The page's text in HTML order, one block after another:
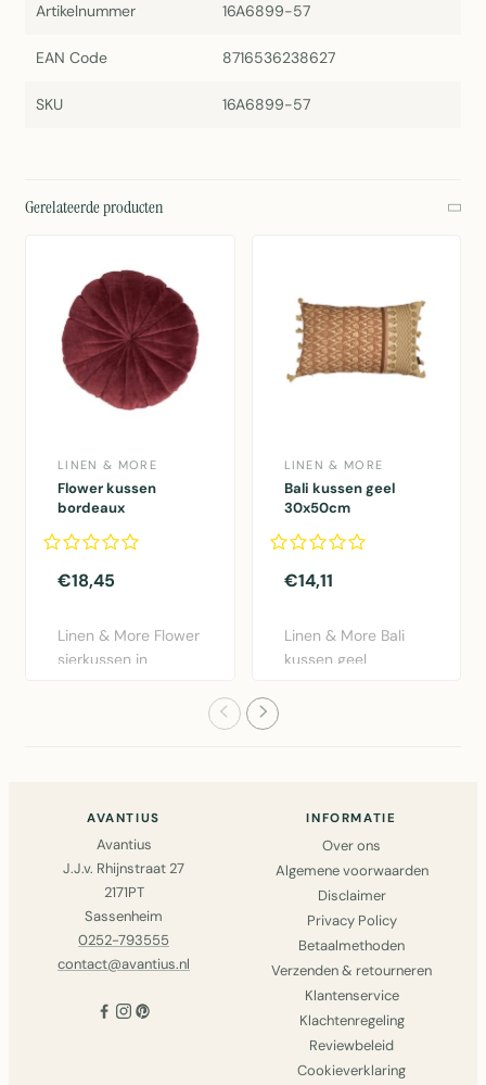
Artikelnummer 16A6899-57
EAN Code 8716536238627
SKU 16A6899-57
Gerelateerde producten
LINEN & MORE
Flower kussen
bordeaux
€18,45
Linen & More Flower
sierkussen in
LINEN & MORE
Bali kussen geel
30x50cm
€14,11
Linen & More Bali
kussen geel
AVANTIUS
Avantius
J.J.v. Rhijnstraat 27
2171PT
Sassenheim
0252-793555
contact@avantius.nl
INFORMATIE
Over ons
Algemene voorwaarden
Disclaimer
Privacy Policy
Betaalmethoden
Verzenden & retourneren
Klantenservice
Klachtenregeling
Reviewbeleid
Cookieverklaring